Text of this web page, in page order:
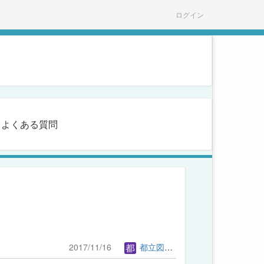
ログイン
よくある質問
2017/11/16 都立図書館管理者